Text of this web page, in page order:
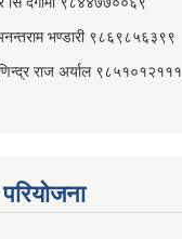
भण्डारी ९८६९८५६३९९
राज अर्याल ९८५१०१२१११